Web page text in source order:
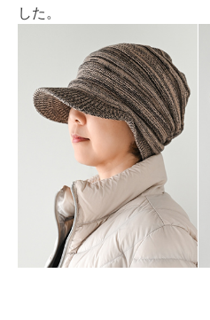
した。